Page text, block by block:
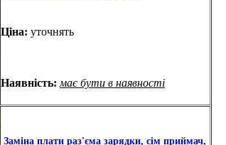
Ціна: уточнять
Наявність: має бути в наявності
Заміна плати раз'єма зарядки, сім приймач,